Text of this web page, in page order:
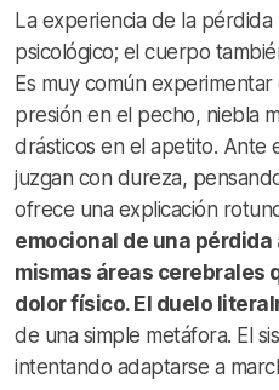
La experiencia de la pérdida
psicológico; el cuerpo
Es muy común
presión en el pecho, niebla
drásticos en el apetito. Ante
juzgan con dureza,
ofrece una explicación
emocional de una
mismas áreas cerebrales
dolor físico. El duelo
de una simple metáfora. El
intentando adaptarse a